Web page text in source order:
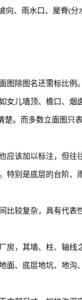
向、雨水口、屋脊(
图除图名还需标比例。
女儿墙顶、檐口、
。而多数立面图
应该加以标注，但往
别是底层的台阶、
比较复杂，具有代
，其墙、柱、轴线
面、底层地坑、地